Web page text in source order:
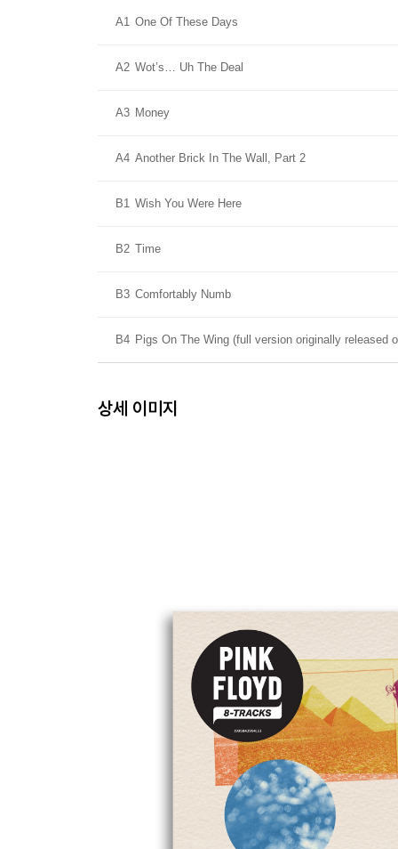
A1 One Of These Days
A2 Wot’s… Uh The Deal
A3 Money
A4 Another Brick In The Wall, Part 2
B1 Wish You Were Here
B2 Time
B3 Comfortably Numb
B4 Pigs On The Wing (full version originally
상세 이미지